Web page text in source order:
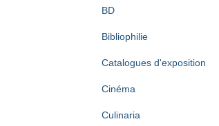
BD
Bibliophilie
Catalogues d'exposition
Cinéma
Culinaria